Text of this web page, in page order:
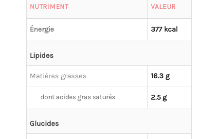
NUTRIMENT VALEUR
Énergie 377 kcal
Lipides
Matières grasses 16.3 g
dont acides gras saturés 2.5 g
Glucides